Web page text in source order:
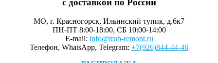
с доставкой по России
МО, г. Красногорск, Ильинский тупик, д.6к7
ПН-ПТ 8:00-18:00, СБ 10:00-14:00
E-mail: info@trub-remont.ru
Телефон, WhatsApp, Telegram: +7(926)844-44-46